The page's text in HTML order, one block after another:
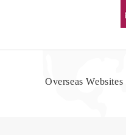
Overseas Websites